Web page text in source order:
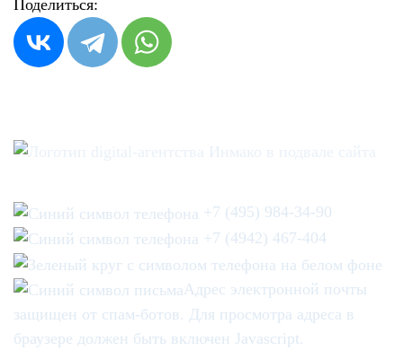
Поделиться:
+7 (495) 984-34-90
+7 (4942) 467-404
Адрес электронной почты
защищен от спам-ботов. Для просмотра адреса в
браузере должен быть включен Javascript.